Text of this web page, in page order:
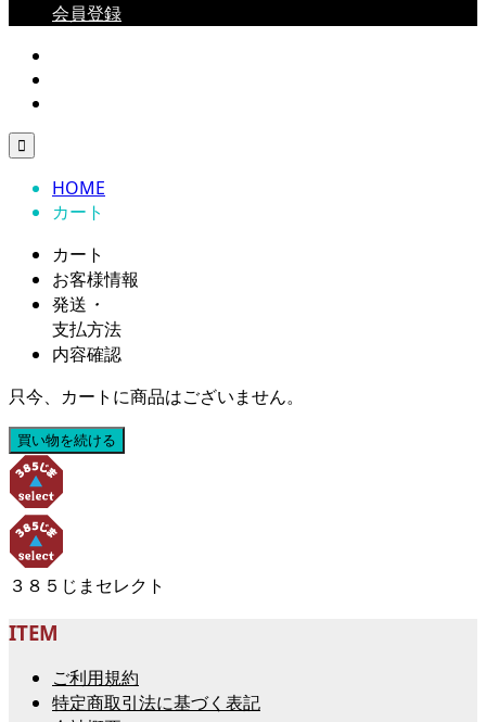
会員登録

HOME
カート
カート
お客様情報
発送 ・
支払方法
内容確認
只今、カートに商品はございません。
３８５じまセレクト
ITEM
ご利用規約
特定商取引法に基づく表記